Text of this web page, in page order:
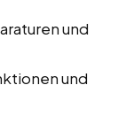
und
und